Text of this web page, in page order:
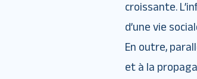
croissante.
d’une vie
En outre,
et à la